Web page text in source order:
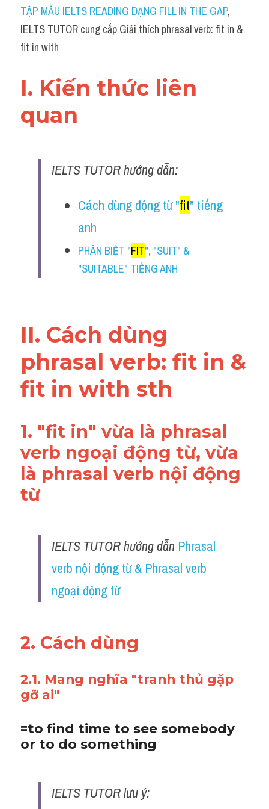
Idiom
Grammar
Word form
Cách dùng từ
Đề thi thật Task 2
Reading
TẬP MẪU IELTS READING DẠNG FILL IN THE GAP,
IELTS TUTOR cung cấp Giải thích phrasal verb: fit in &
fit in with
I. Kiến thức liên
quan
IELTS TUTOR hướng dẫn:
Cách dùng động từ "fit" tiếng
anh
PHÂN BIỆT "FIT", "SUIT" &
"SUITABLE" TIẾNG ANH
II. Cách dùng
phrasal verb: fit in &
fit in with sth
1. "fit in" vừa là phrasal
verb ngoại động từ, vừa
là phrasal verb nội động
từ
IELTS TUTOR hướng dẫn Phrasal
verb nội động từ & Phrasal verb
ngoại động từ
2. Cách dùng
2.1. Mang nghĩa "tranh thủ gặp
gỡ ai"
​=to find time to see somebody
or to do something
IELTS TUTOR lưu ý: